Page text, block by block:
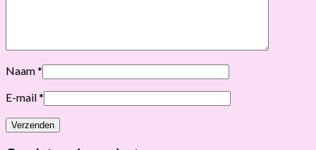
Naam*
E-mail*